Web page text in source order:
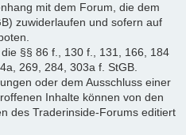
mit dem Forum, die dem
zuwiderlaufen und sofern auf
§§ 86 f., 130 f., 131, 166, 184
269, 284, 303a f. StGB.
oder dem Ausschluss einer
Inhalte können von den
des Traderinside-Forums editiert